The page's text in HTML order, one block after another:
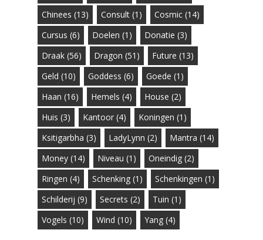
Chinees (13) Consult (1) Cosmic (14)
Cursus (6) Doelen (1) Donatie (3)
Draak (56) Dragon (51) Future (13)
Geld (10) Goddess (6) Goede (1)
Haan (16) Hemels (4) House (2)
Huis (3) Kantoor (4) Koningen (1)
Ksitigarbha (3) LadyLynn (2) Mantra (14)
Money (14) Niveau (1) Oneindig (2)
Ringen (4) Schenking (1) Schenkingen (1)
Schilderij (9) Secrets (2) Tuin (1)
Vogels (10) Wind (10) Yang (4)
€36.99
€30.00